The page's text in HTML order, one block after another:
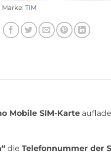
Marke: TIM
Mobile SIM-Karte
die Telefonnummer der